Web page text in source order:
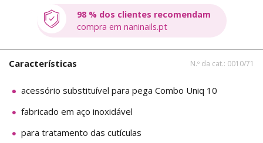
98 % dos clientes recomendam
compra em naninails.pt
Características N.º da cat.: 0010/71
acessório substituível para pega Combo Uniq 10
fabricado em aço inoxidável
para tratamento das cutículas